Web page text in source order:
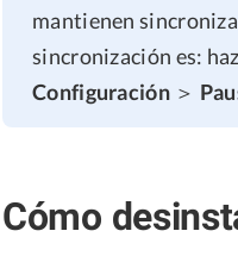
mantienen
sincronización es:
Configuración＞
Cómo